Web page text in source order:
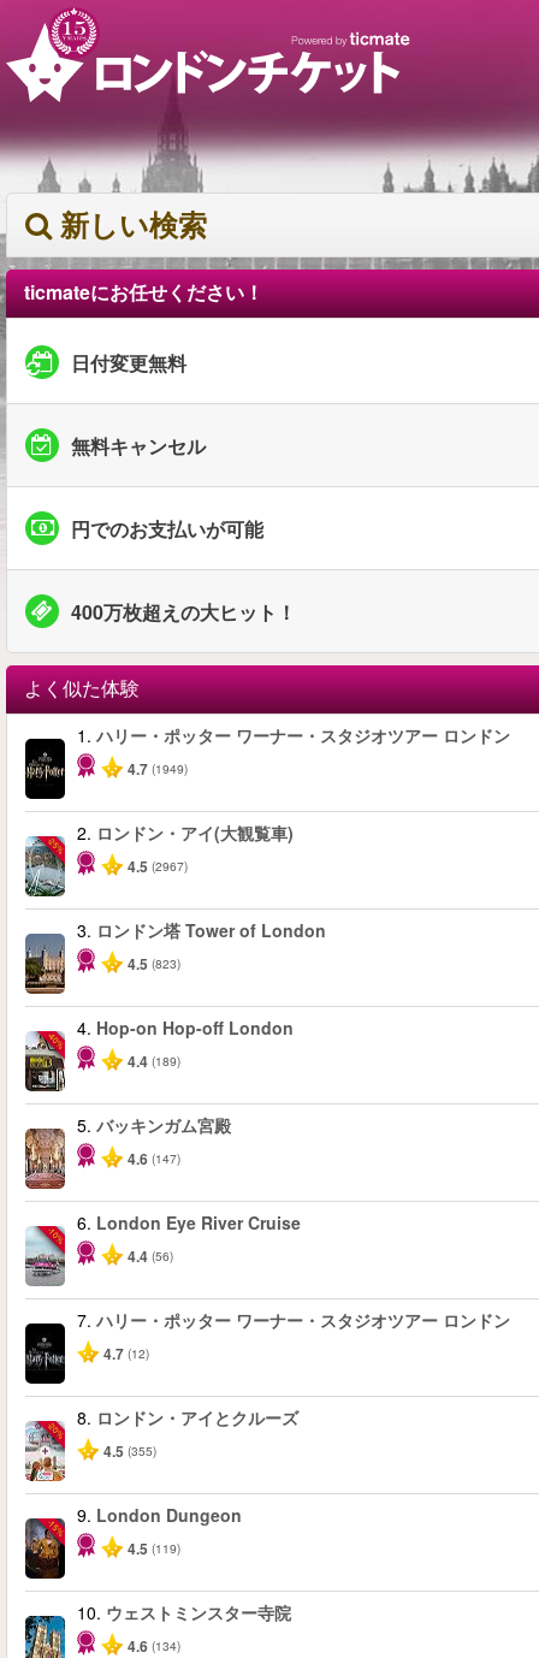
新しい検索
ticmateにお任せください！
日付変更無料
無料キャンセル
円でのお支払いが可能
400万枚超えの大ヒット！
よく似た体験
1. ハリー・ポッター ワーナー・スタジオツアー ロンドン
4.7 (1949)
-25%
2. ロンドン・アイ(大観覧車)
4.5 (2967)
3. ロンドン塔 Tower of London
4.5 (823)
-40%
4. Hop-on Hop-off London
4.4 (189)
5. バッキンガム宮殿
4.6 (147)
-10%
6. London Eye River Cruise
4.4 (56)
7. ハリー・ポッター ワーナー・スタジオツアー ロンドン
4.7 (12)
-20%
8. ロンドン・アイとクルーズ
4.5 (355)
-15%
9. London Dungeon
4.5 (119)
10. ウェストミンスター寺院
4.6 (134)